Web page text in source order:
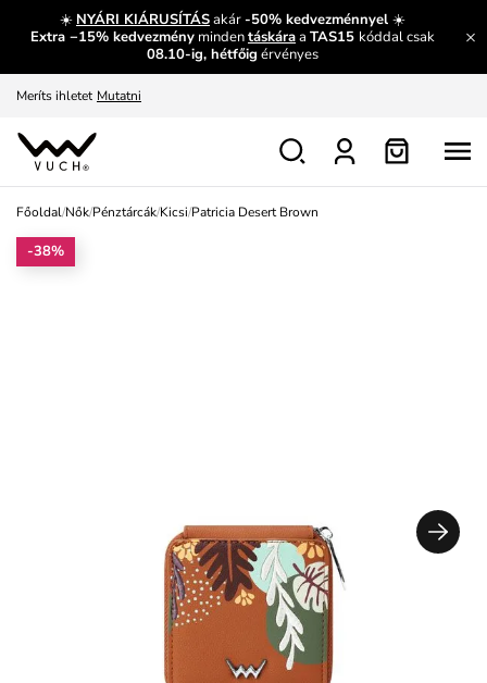
☀️ NYÁRI KIÁRUSÍTÁSakár-50% kedvezménnyel ☀️
Extra −15% kedvezmény mindentáskáraa TAS15 kóddal csak
08.10-ig, hétfőig érvényes
És mi az, amit máshol nem lehet megtudni?
Fedezze fel velünk az újdonságokat. Megtekintés
Meríts ihletet Mutatni
Ingyenes csere és visszaküldés
Főoldal/Nők/Pénztárcák/Kicsi/Patricia Desert Brown
-38%